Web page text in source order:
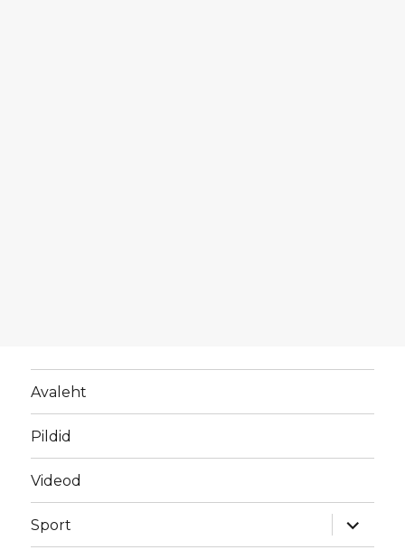
Avaleht
Pildid
Videod
Sport
laienda